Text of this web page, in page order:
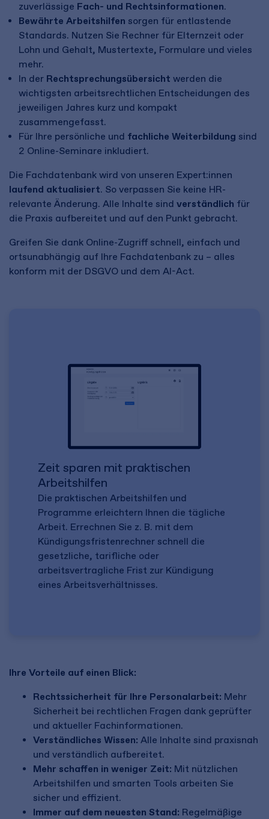
zuverlässige Fach- und Rechtsinformationen.
Bewährte Arbeitshilfen sorgen für entlastende
Standards. Nutzen Sie Rechner für Elternzeit oder
Lohn und Gehalt, Mustertexte, Formulare und vieles
mehr.
In der Rechtsprechungsübersicht werden die
wichtigsten arbeitsrechtlichen Entscheidungen des
jeweiligen Jahres kurz und kompakt
zusammengefasst.
Für Ihre persönliche und fachliche Weiterbildung sind
2 Online-Seminare inkludiert.
Die Fachdatenbank wird von unseren Expert:innen
laufend aktualisiert. So verpassen Sie keine HR-
relevante Änderung. Alle Inhalte sind verständlich für
die Praxis aufbereitet und auf den Punkt gebracht.
Greifen Sie dank Online-Zugriff schnell, einfach und
ortsunabhängig auf Ihre Fachdatenbank zu – alles
konform mit der DSGVO und dem AI-Act.
Zeit sparen mit praktischen
Arbeitshilfen
Die praktischen Arbeitshilfen und
Programme erleichtern Ihnen die tägliche
Arbeit. Errechnen Sie z. B. mit dem
Kündigungsfristenrechner schnell die
gesetzliche, tarifliche oder
arbeitsvertragliche Frist zur Kündigung
eines Arbeitsverhältnisses.
Ihre Vorteile auf einen Blick:
Rechtssicherheit für Ihre Personalarbeit: Mehr
Sicherheit bei rechtlichen Fragen dank geprüfter
und aktueller Fachinformationen.
Verständliches Wissen: Alle Inhalte sind praxisnah
und verständlich aufbereitet.
Mehr schaffen in weniger Zeit: Mit nützlichen
Arbeitshilfen und smarten Tools arbeiten Sie
sicher und effizient.
Immer auf dem neuesten Stand: Regelmäßige